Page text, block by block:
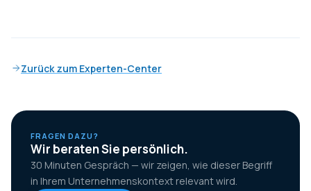
Zurück zum Experten-Center
FRAGEN DAZU?
Wir beraten Sie persönlich.
30 Minuten Gespräch — wir zeigen, wie dieser Begriff
in Ihrem Unternehmenskontext relevant wird.